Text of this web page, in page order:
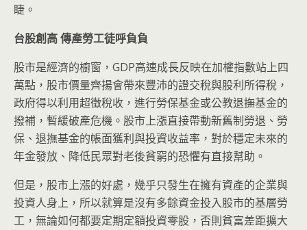
睫。
台股創高傳產勞工徒呼負負
股市是經濟的櫥窗，GDP高速成長反映在加權指數站上四
萬點，股市價量齊揚會帶來豐沛的證交稅與股利所得稅，
政府得以利用超徵稅收，進行勞保基金或公教退撫基金的
撥補，暫緩破產危機。股市上漲直接帶動新舊制勞退、勞
保、退撫基金的帳面獲利與投資收益率，對於穩定未來的
年金發放、降低民眾對老後貧窮的恐懼有直接幫助。
但是，股市上漲的好處，幾乎只發生在擁有資產的企業與
投資人身上，所以就算是沒有多餘資金投入股市的基層勞
工，無論如何都要定期定額投資零股，否則貧富差距擴大